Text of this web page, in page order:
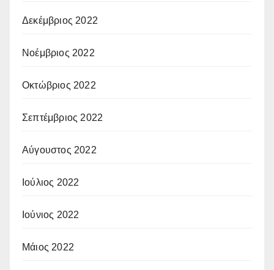
Δεκέμβριος 2022
Νοέμβριος 2022
Οκτώβριος 2022
Σεπτέμβριος 2022
Αύγουστος 2022
Ιούλιος 2022
Ιούνιος 2022
Μάιος 2022